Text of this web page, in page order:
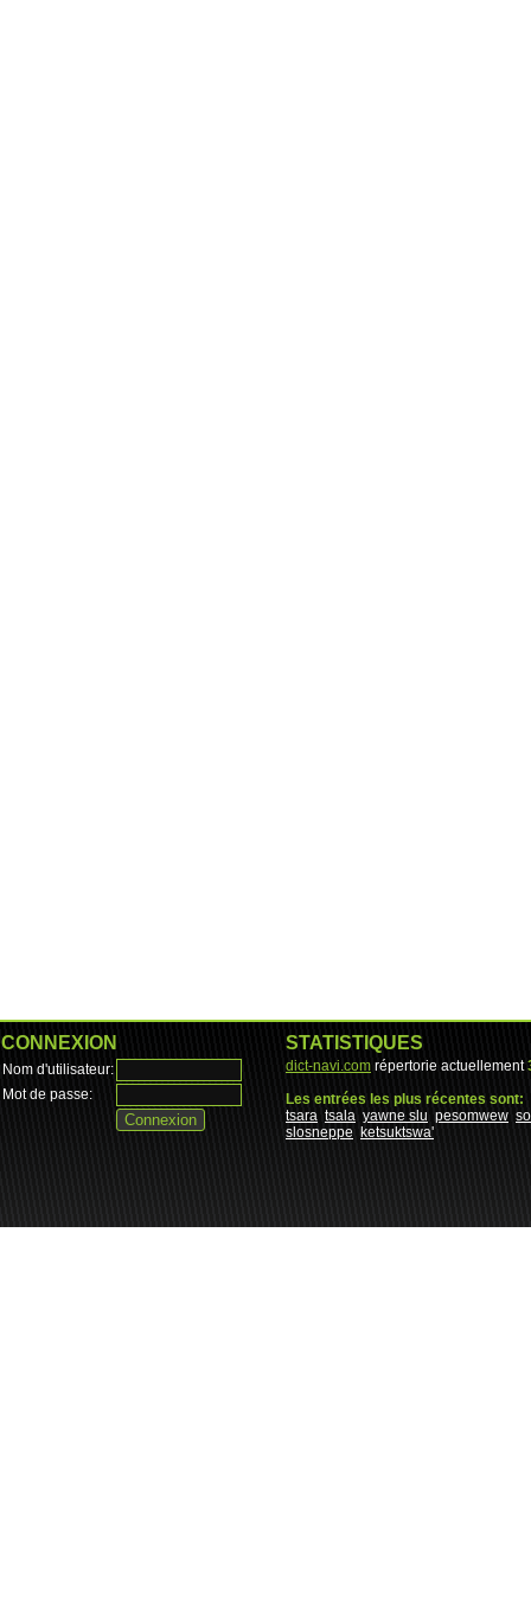
CONNEXION
Nom d'utilisateur:
Mot de passe:
STATISTIQUES
dict-navi.com répertorie actuellement
Les entrées les plus récentes sont:
tsara tsala yawne slu pesomwew
slosneppe
ketsuktswa'